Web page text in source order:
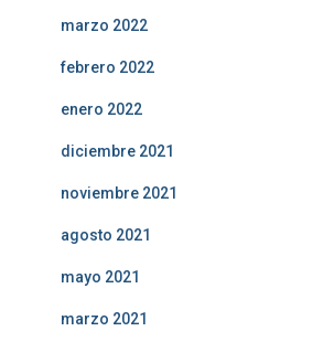
marzo 2022
febrero 2022
enero 2022
diciembre 2021
noviembre 2021
agosto 2021
mayo 2021
marzo 2021